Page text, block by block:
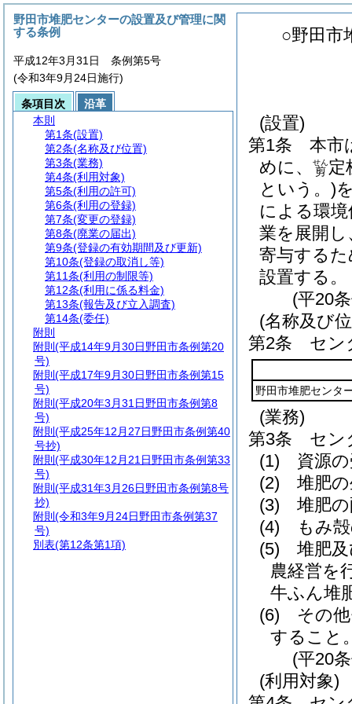
○野田市
(設置)
第1条
本市
めに、
剪
せん定
という。)
による環
業を展開
寄与する
設置する。
(平20
(名称及び
第2条
セン
野田市堆肥センタ
(業務)
第3条
セン
(1)
資源
(2)
堆肥
(3)
堆肥
(4)
もみ
(5)
堆肥
農経営を
牛ふん堆
(6)
その
すること
(平20
(利用対象)
野田市堆肥センターの設置及び管理に関
する条例
平成12年3月31日 条例第5号
(令和3年9月24日施行)
条項目次
沿革
本則
第1条(設置)
第2条(名称及び位置)
第3条(業務)
第4条(利用対象)
第5条(利用の許可)
第6条(利用の登録)
第7条(変更の登録)
第8条(廃業の届出)
第9条(登録の有効期間及び更新)
第10条(登録の取消し等)
第11条(利用の制限等)
第12条(利用に係る料金)
第13条(報告及び立入調査)
第14条(委任)
附則
附則 (平成14年9月30日野田市条例第20
号)
附則 (平成17年9月30日野田市条例第15
号)
附則 (平成20年3月31日野田市条例第8
号)
附則 (平成25年12月27日野田市条例第40
号抄)
附則 (平成30年12月21日野田市条例第33
号)
附則 (平成31年3月26日野田市条例第8号
抄)
附則 (令和3年9月24日野田市条例第37
号)
別表(第12条第1項)